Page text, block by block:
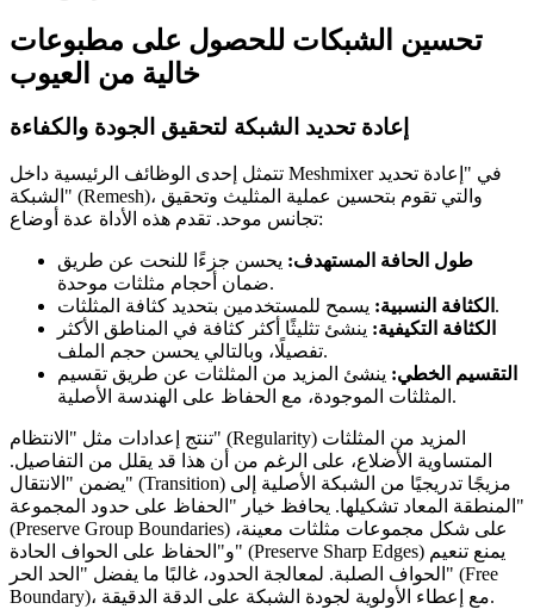
تحسين الشبكات للحصول على مطبوعات
خالية من العيوب
إعادة تحديد الشبكة لتحقيق الجودة والكفاءة
تتمثل إحدى الوظائف الرئيسية داخل Meshmixer في "إعادة تحديد
الشبكة" (Remesh)، والتي تقوم بتحسين عملية المثليث وتحقيق
تجانس موحد. تقدم هذه الأداة عدة أوضاع:
طول الحافة المستهدف: يحسن جزءًا للنحت عن طريق
ضمان أحجام مثلثات موحدة.
الكثافة النسبية: يسمح للمستخدمين بتحديد كثافة المثلثات.
الكثافة التكيفية: ينشئ تثليثًا أكثر كثافة في المناطق الأكثر
تفصيلًا، وبالتالي يحسن حجم الملف.
التقسيم الخطي: ينشئ المزيد من المثلثات عن طريق تقسيم
المثلثات الموجودة، مع الحفاظ على الهندسة الأصلية.
تنتج إعدادات مثل "الانتظام" (Regularity) المزيد من المثلثات
المتساوية الأضلاع، على الرغم من أن هذا قد يقلل من التفاصيل.
يضمن "الانتقال" (Transition) مزيجًا تدريجيًا من الشبكة الأصلية إلى
المنطقة المعاد تشكيلها. يحافظ خيار "الحفاظ على حدود المجموعة"
(Preserve Group Boundaries) على شكل مجموعات مثلثات معينة،
و"الحفاظ على الحواف الحادة" (Preserve Sharp Edges) يمنع تنعيم
الحواف الصلبة. لمعالجة الحدود، غالبًا ما يفضل "الحد الحر" (Free
Boundary)، مع إعطاء الأولوية لجودة الشبكة على الدقة الدقيقة.